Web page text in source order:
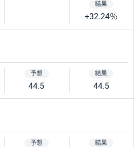
+32.24％
44.5 44.5